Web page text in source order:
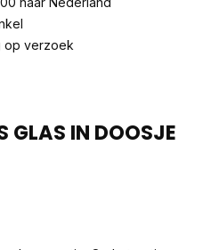
op verzoek
GLAS IN DOOSJE